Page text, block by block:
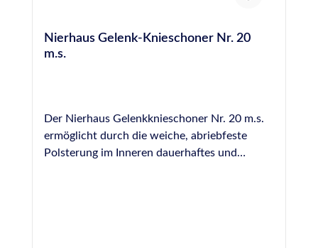
Nierhaus Gelenk-Knieschoner Nr. 20
m.s.
Der Nierhaus Gelenkknieschoner Nr. 20 m.s.
ermöglicht durch die weiche, abriebfeste
Polsterung im Inneren dauerhaftes und